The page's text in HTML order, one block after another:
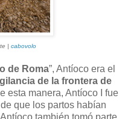
| cabovolo
de Roma”, Antíoco era el
de la frontera de
esta manera, Antíoco I fue
que los partos habían
también tomó parte